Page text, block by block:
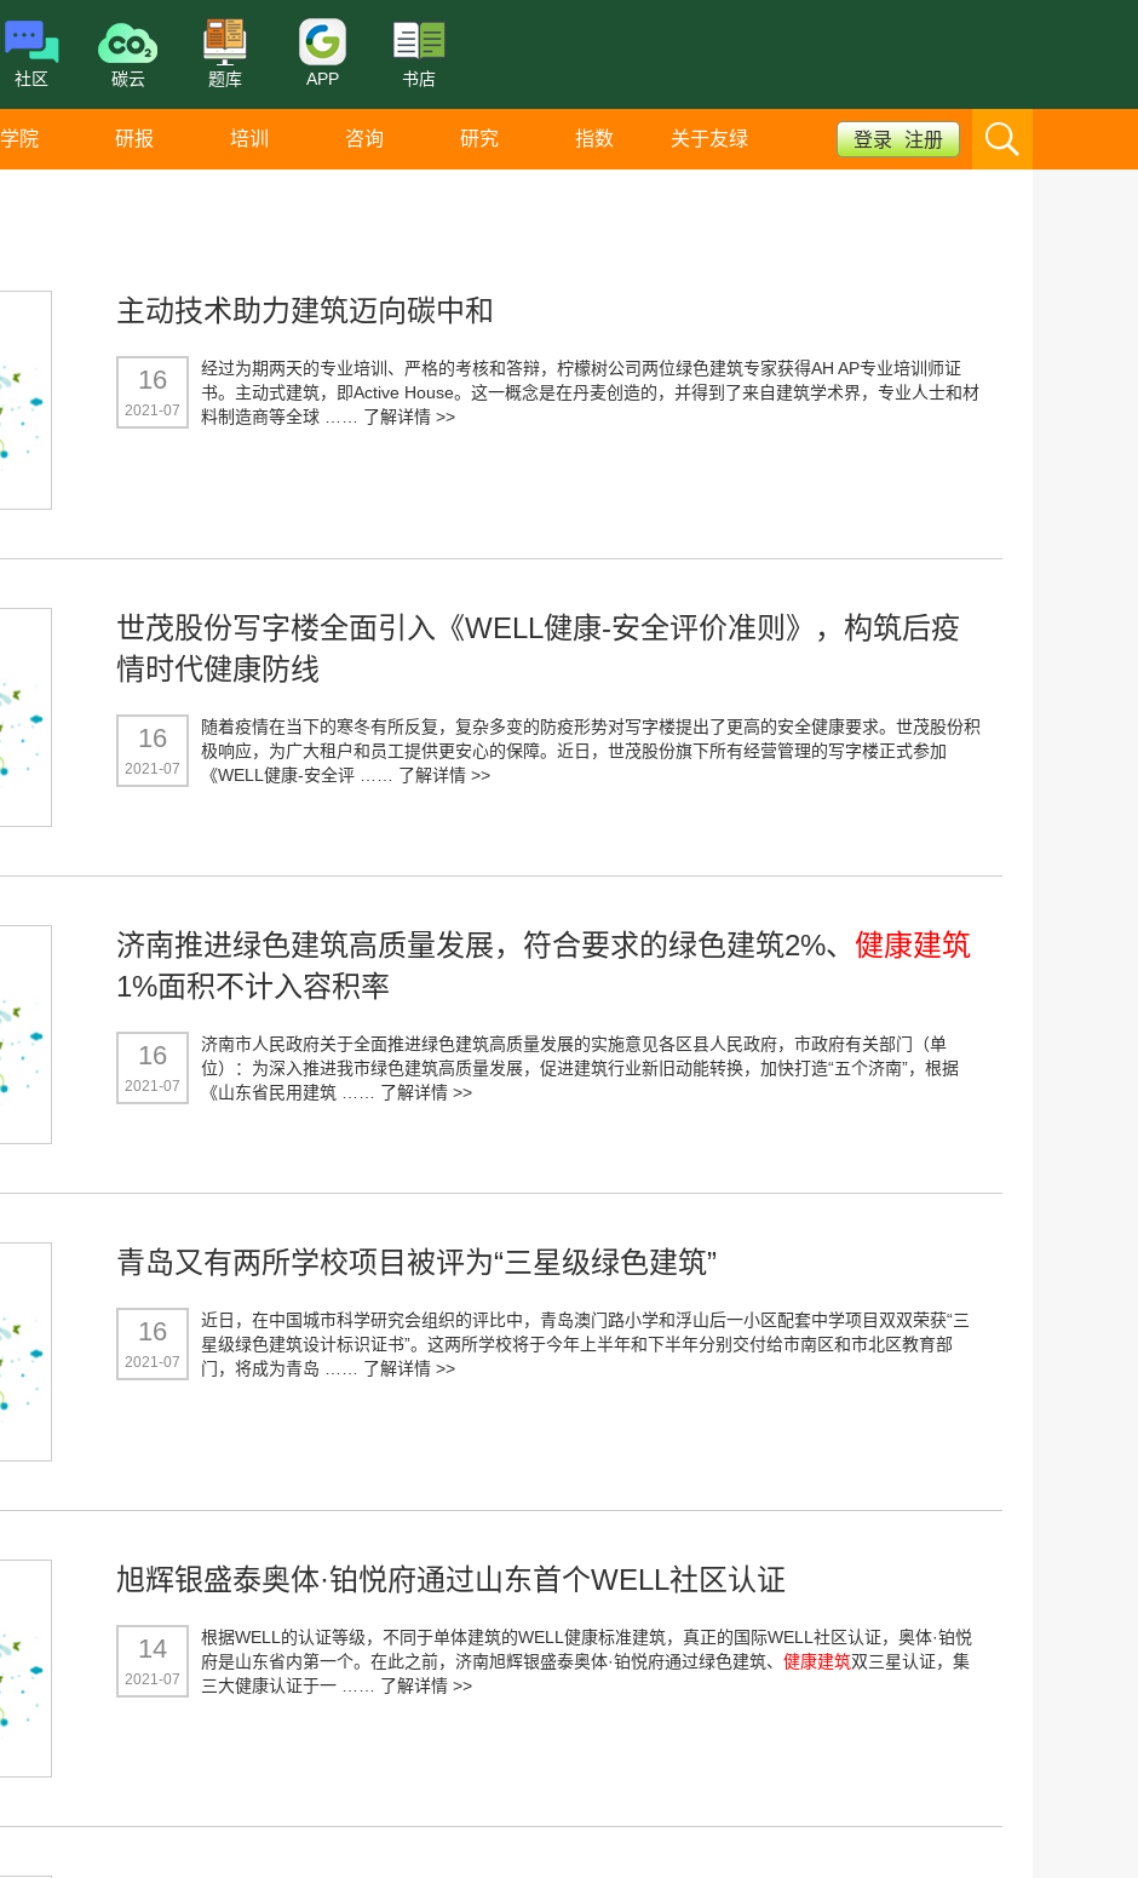
社区 碳云 题库 APP 书店
学院 研报 培训 咨询 研究 指数 关于友绿 登录 注册
主动技术助力建筑迈向碳中和
16
2021-07
经过为期两天的专业培训、严格的考核和答辩，柠檬树公司两位绿色建筑专家获得AH AP专业培训师证
书。主动式建筑，即Active House。这一概念是在丹麦创造的，并得到了来自建筑学术界，专业人士和材
料制造商等全球 …… 了解详情 >>
世茂股份写字楼全面引入《WELL健康-安全评价准则》，构筑后疫
情时代健康防线
16
2021-07
随着疫情在当下的寒冬有所反复，复杂多变的防疫形势对写字楼提出了更高的安全健康要求。世茂股份积
极响应，为广大租户和员工提供更安心的保障。近日，世茂股份旗下所有经营管理的写字楼正式参加
《WELL健康-安全评 …… 了解详情 >>
济南推进绿色建筑高质量发展，符合要求的绿色建筑2%、 健康建筑
1%面积不计入容积率
16
2021-07
济南市人民政府关于全面推进绿色建筑高质量发展的实施意见各区县人民政府，市政府有关部门（单
位）：为深入推进我市绿色建筑高质量发展，促进建筑行业新旧动能转换，加快打造“五个济南”，根据
《山东省民用建筑 …… 了解详情 >>
青岛又有两所学校项目被评为“三星级绿色建筑”
16
2021-07
近日，在中国城市科学研究会组织的评比中，青岛澳门路小学和浮山后一小区配套中学项目双双荣获“三
星级绿色建筑设计标识证书”。这两所学校将于今年上半年和下半年分别交付给市南区和市北区教育部
门，将成为青岛 …… 了解详情 >>
旭辉银盛泰奥体·铂悦府通过山东首个WELL社区认证
14
2021-07
根据WELL的认证等级，不同于单体建筑的WELL健康标准建筑，真正的国际WELL社区认证，奥体·铂悦
府是山东省内第一个。在此之前，济南旭辉银盛泰奥体·铂悦府通过绿色建筑、健康建筑双三星认证，集
三大健康认证于一 …… 了解详情 >>